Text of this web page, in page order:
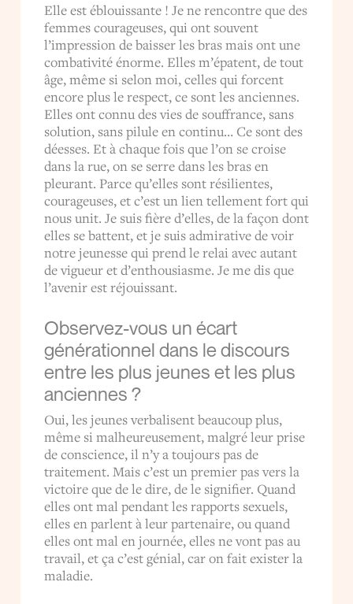
Elle est éblouissante ! Je ne rencontre que des
femmes courageuses, qui ont souvent
l’impression de baisser les bras mais ont une
combativité énorme. Elles m’épatent, de tout
âge, même si selon moi, celles qui forcent
encore plus le respect, ce sont les anciennes.
Elles ont connu des vies de souffrance, sans
solution, sans pilule en continu… Ce sont des
déesses. Et à chaque fois que l’on se croise
dans la rue, on se serre dans les bras en
pleurant. Parce qu’elles sont résilientes,
courageuses, et c’est un lien tellement fort qui
nous unit. Je suis fière d’elles, de la façon dont
elles se battent, et je suis admirative de voir
notre jeunesse qui prend le relai avec autant
de vigueur et d’enthousiasme. Je me dis que
l’avenir est réjouissant.
Observez-vous un écart
générationnel dans le discours
entre les plus jeunes et les plus
anciennes ?
Oui, les jeunes verbalisent beaucoup plus,
même si malheureusement, malgré leur prise
de conscience, il n’y a toujours pas de
traitement. Mais c’est un premier pas vers la
victoire que de le dire, de le signifier. Quand
elles ont mal pendant les rapports sexuels,
elles en parlent à leur partenaire, ou quand
elles ont mal en journée, elles ne vont pas au
travail, et ça c’est génial, car on fait exister la
maladie.